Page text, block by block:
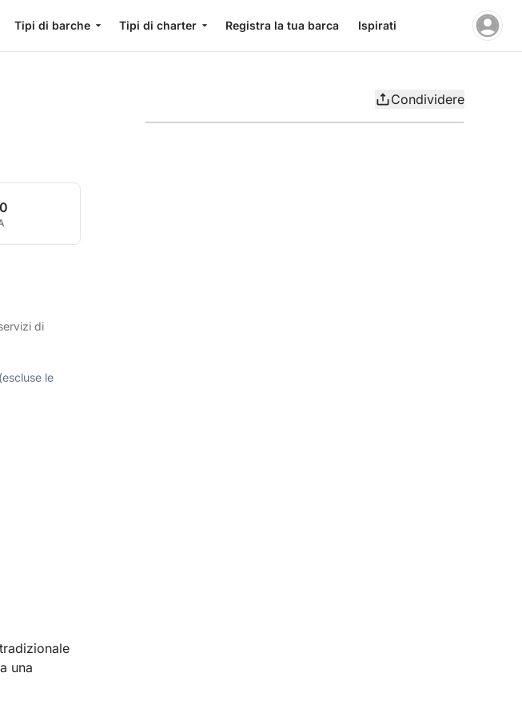
Tipi di barche Tipi di charter Registra la tua barca Ispirati
Condividere
di
le
una